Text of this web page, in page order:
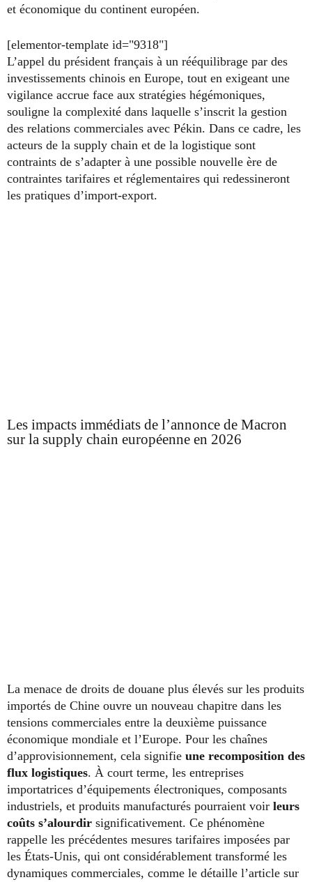
et économique du continent européen.
[elementor-template id="9318"]
L’appel du président français à un rééquilibrage par des
investissements chinois en Europe, tout en exigeant une
vigilance accrue face aux stratégies hégémoniques,
souligne la complexité dans laquelle s’inscrit la gestion
des relations commerciales avec Pékin. Dans ce cadre, les
acteurs de la supply chain et de la logistique sont
contraints de s’adapter à une possible nouvelle ère de
contraintes tarifaires et réglementaires qui redessineront
les pratiques d’import-export.
Les impacts immédiats de l’annonce de Macron
sur la supply chain européenne en 2026
La menace de droits de douane plus élevés sur les produits
importés de Chine ouvre un nouveau chapitre dans les
tensions commerciales entre la deuxième puissance
économique mondiale et l’Europe. Pour les chaînes
d’approvisionnement, cela signifie une recomposition des
flux logistiques. À court terme, les entreprises
importatrices d’équipements électroniques, composants
industriels, et produits manufacturés pourraient voir leurs
coûts s’alourdir significativement. Ce phénomène
rappelle les précédentes mesures tarifaires imposées par
les États-Unis, qui ont considérablement transformé les
dynamiques commerciales, comme le détaille l’article sur